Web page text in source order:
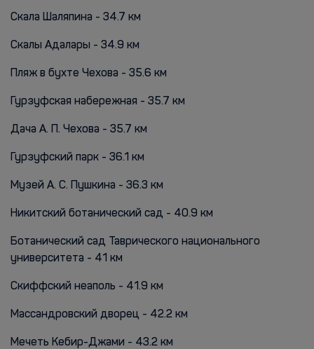
Скала Шаляпина - 34.7 км
Скалы Адалары - 34.9 км
Пляж в бухте Чехова - 35.6 км
Гурзуфская набережная - 35.7 км
Дача А. П. Чехова - 35.7 км
Гурзуфский парк - 36.1 км
Музей А. С. Пушкина - 36.3 км
Никитский ботанический сад - 40.9 км
Ботанический сад Таврического национального
университета - 41 км
Скиффский неаполь - 41.9 км
Массандровский дворец - 42.2 км
Мечеть Кебир-Джами - 43.2 км